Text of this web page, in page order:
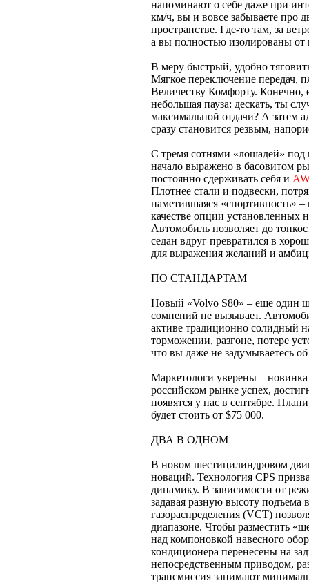
напоминают о себе даже при
км/ч, вы и вовсе забываете про
пространстве. Где-то там, за
а вы полностью изолированы от
В меру быстрый, удобно
Мягкое переключение передач,
Величеству Комфорту. Конечно,
небольшая пауза: дескать, ты
максимальной отдачи? А затем
сразу становится резвым,
С тремя сотнями «лошадей»
начало выражено в басовитом
постоянно сдерживать себя и
Плотнее стали и подвески,
наметившаяся «спортивность»
качестве опции установленных
Автомобиль позволяет до
седан вдруг превратился в
для выражения желаний и
ПО СТАНДАРТАМ
Новый «Volvo S80» – еще один
сомнений не вызывает.
активе традиционно солидный
торможении, разгоне, потере
что вы даже не задумываетесь
Маркетологи уверены – новинка
российском рынке успех,
появятся у нас в сентябре.
будет стоить от $75 000.
ДВА В ОДНОМ
В новом шестицилиндровом
новаций. Технология CPS
динамику. В зависимости от
задавая разную высоту
газораспределения (VCT)
диапазоне. Чтобы разместить
над компоновкой навесного
кондиционера перенесены на
непосредственным приводом,
трансмиссия занимают